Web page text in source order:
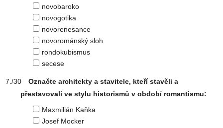
novobaroko
novogotika
novorenesance
novorománský sloh
rondokubismus
secese
Označte architekty a stavitele, kteří stavěli a
přestavovali ve stylu historismů v období romantismu:
Maxmilián Kaňka
Josef Mocker